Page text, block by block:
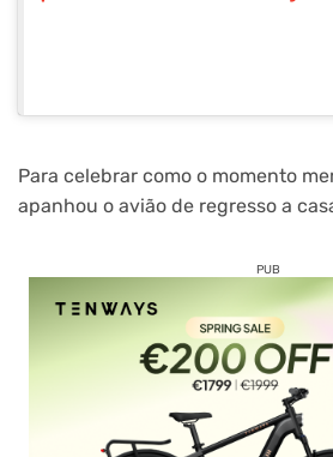
Para celebrar como o momento
apanhou o avião de regresso a
PUB